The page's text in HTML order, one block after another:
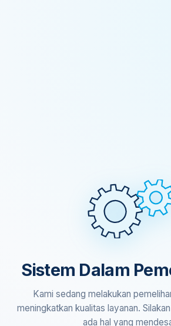
Sistem Dalam
Kami sedang melakukan
meningkatkan kualitas layanan.
ada hal yang